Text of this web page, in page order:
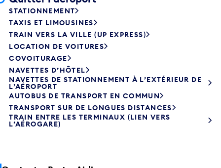
STATIONNEMENT
TAXIS ET LIMOUSINES
TRAIN VERS LA VILLE (UP EXPRESS)
LOCATION DE VOITURES
COVOITURAGE
NAVETTES D’HÔTEL
NAVETTES DE STATIONNEMENT À L’EXTÉRIEUR DE
L’AÉROPORT
AUTOBUS DE TRANSPORT EN COMMUN
TRANSPORT SUR DE LONGUES DISTANCES
TRAIN ENTRE LES TERMINAUX (LIEN VERS
L’AÉROGARE)